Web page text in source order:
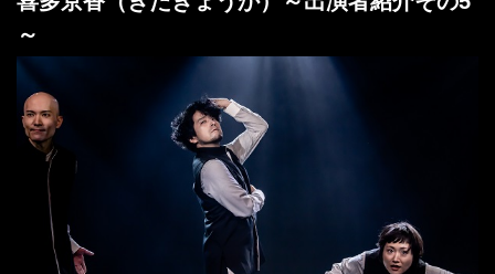
～